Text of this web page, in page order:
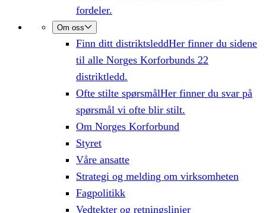
fordeler.
Om oss
Finn ditt distriktsleddHer finner du sidene
til alle Norges Korforbunds 22
distriktledd.
Ofte stilte spørsmålHer finner du svar på
spørsmål vi ofte blir stilt.
Om Norges Korforbund
Styret
Våre ansatte
Strategi og melding om virksomheten
Fagpolitikk
Vedtekter og retningslinjer